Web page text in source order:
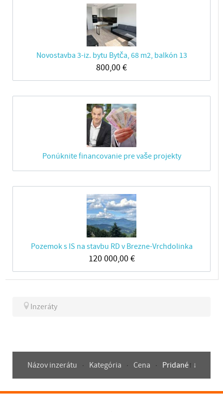
Novostavba 3-iz. bytu Bytča, 68 m2, balkón 13
800,00€
Ponúknite financovanie pre vaše projekty
Pozemok s IS na stavbu RD v Brezne-Vrchdolinka
120 000,00€
Inzeráty
Názov inzerátu Kategória Cena Pridané